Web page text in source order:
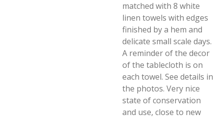
matched with 8 white
linen towels with edges
finished by a hem and
delicate small scale days.
A reminder of the decor
of the tablecloth is on
each towel. See details in
the photos. Very nice
state of conservation
and use, close to new